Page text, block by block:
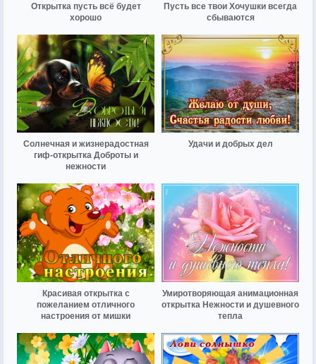
Открытка пусть всё будет
хорошо
Пусть все твои Хочушки всегда
сбываются
Солнечная и жизнерадостная
гиф-открытка Доброты и
нежности
Удачи и добрых дел
Красивая открытка с
пожеланием отличного
настроения от мишки
Умиротворяющая анимационная
открытка Нежности и душевного
тепла